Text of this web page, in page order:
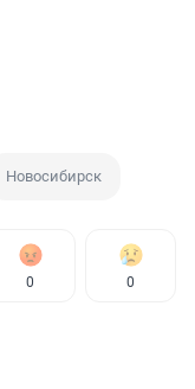
Новосибирск
0 0